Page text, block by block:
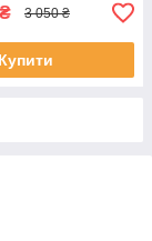
₴ 3 050 ₴
Купити